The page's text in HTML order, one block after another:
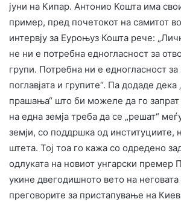
јуни на Кипар. Антонио Кошта има
пример, пред почетокот на самитот
интервју за Еуроњуз Кошта рече:
не ни е потребна едногласност за
групи. Потребна ни е едногласност
поглавјата и групите“. Па додаде
прашања“ што би можеле да го
на една земја треба да се „решат“
земји, со поддршка од институциите,
штета. Тој тоа го кажа со одредено
одлуката на новиот унгарски премер
укине двегодишното вето на неговата
преговорите за пристапување на